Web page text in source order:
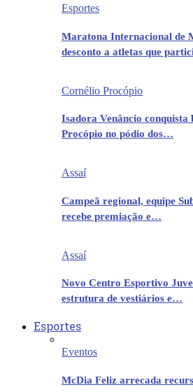
Esportes
Maratona Internacional de
desconto a atletas que
Cornélio Procópio
Isadora Venâncio conquista
Procópio no pódio dos…
Assaí
Campeã regional, equipe
recebe premiação e…
Assaí
Novo Centro Esportivo
estrutura de vestiários e…
Esportes
Eventos
McDia Feliz arrecada